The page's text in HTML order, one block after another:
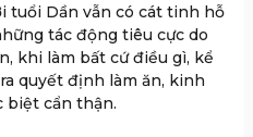
tuổi Dần vẫn có cát tinh hỗ
tác động tiêu cực do
khi làm bất cứ điều gì, kể
quyết định làm ăn, kinh
biệt cẩn thận.